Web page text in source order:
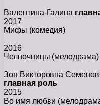
Валентина-Галина
2017
Мифы (комедия)
2016
Челночницы (мелодрама)
Зоя Викторовна
главная роль
2015
Во имя любви